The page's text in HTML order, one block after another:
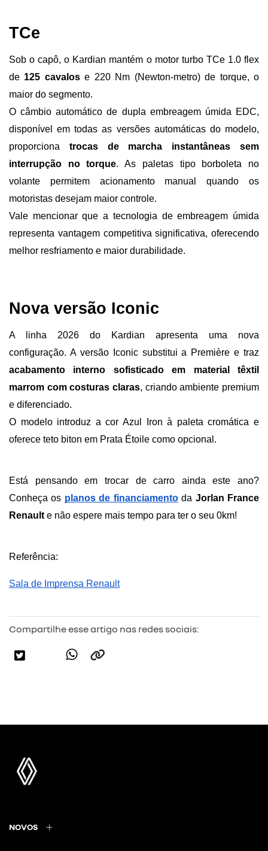
TCe
Sob o capô, o Kardian mantém o motor turbo TCe 1.0 flex
de 125 cavalos e 220 Nm (Newton-metro) de torque, o
maior do segmento.
O câmbio automático de dupla embreagem úmida EDC,
disponível em todas as versões automáticas do modelo,
proporciona trocas de marcha instantâneas sem
interrupção no torque. As paletas tipo borboleta no
volante permitem acionamento manual quando os
motoristas desejam maior controle.
Vale mencionar que a tecnologia de embreagem úmida
representa vantagem competitiva significativa, oferecendo
melhor resfriamento e maior durabilidade.
Nova versão Iconic
A linha 2026 do Kardian apresenta uma nova
acabamento interno sofisticado em material têxtil
marrom com costuras claras, criando ambiente premium
e diferenciado.
O modelo introduz a cor Azul Iron à paleta cromática e
oferece teto biton em Prata Étoile como opcional.
Está pensando em trocar de carro ainda este ano?
Conheça os planos de financiamento da Jorlan France
Renault e não espere mais tempo para ter o seu 0km!
Referência:
Sala de Imprensa Renault
Compartilhe esse artigo nas redes sociais:
NOVOS